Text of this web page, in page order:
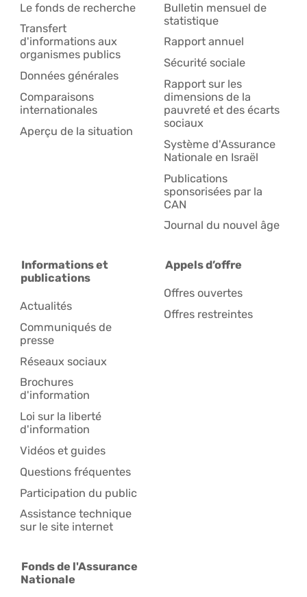
Le fonds de recherche
Transfert
d'informations aux
organismes publics
Données générales
Comparaisons
internationales
Aperçu de la situation
Bulletin mensuel de
statistique
Rapport annuel
Sécurité sociale
Rapport sur les
dimensions de la
pauvreté et des écarts
sociaux
Système d'Assurance
Nationale en Israël
Publications
sponsorisées par la
CAN
Journal du nouvel âge
Informations et
publications
Actualités
Communiqués de
presse
Réseaux sociaux
Brochures
d'information
Loi sur la liberté
d'information
Vidéos et guides
Questions fréquentes
Participation du public
Assistance technique
sur le site internet
Appels d’offre
Offres ouvertes
Offres restreintes
Fonds de l'Assurance
Nationale